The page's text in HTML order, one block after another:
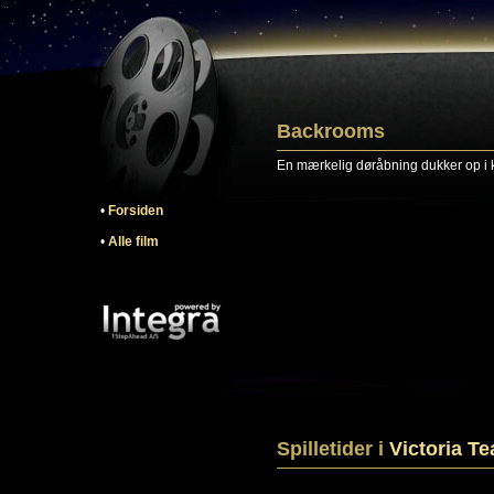
• Forsiden
• Alle film
Backrooms
En mærkelig døråbning dukker op
Spilletider i Victoria